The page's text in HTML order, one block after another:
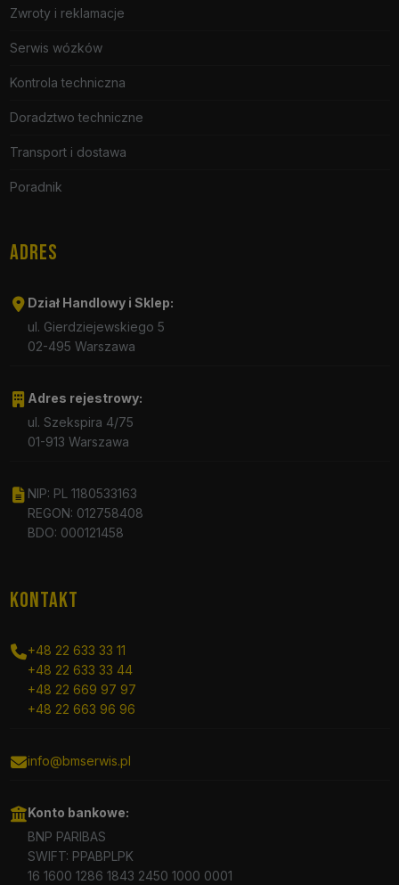
Zwroty i reklamacje
Serwis wózków
Kontrola techniczna
Doradztwo techniczne
Transport i dostawa
Poradnik
ADRES
Dział Handlowy i Sklep:
ul. Gierdziejewskiego 5
02-495 Warszawa
Adres rejestrowy:
ul. Szekspira 4/75
01-913 Warszawa
NIP: PL 1180533163
REGON: 012758408
BDO: 000121458
KONTAKT
+48 22 633 33 11
+48 22 633 33 44
+48 22 669 97 97
+48 22 663 96 96
info@bmserwis.pl
Konto bankowe:
BNP PARIBAS
SWIFT: PPABPLPK
16 1600 1286 1843 2450 1000 0001